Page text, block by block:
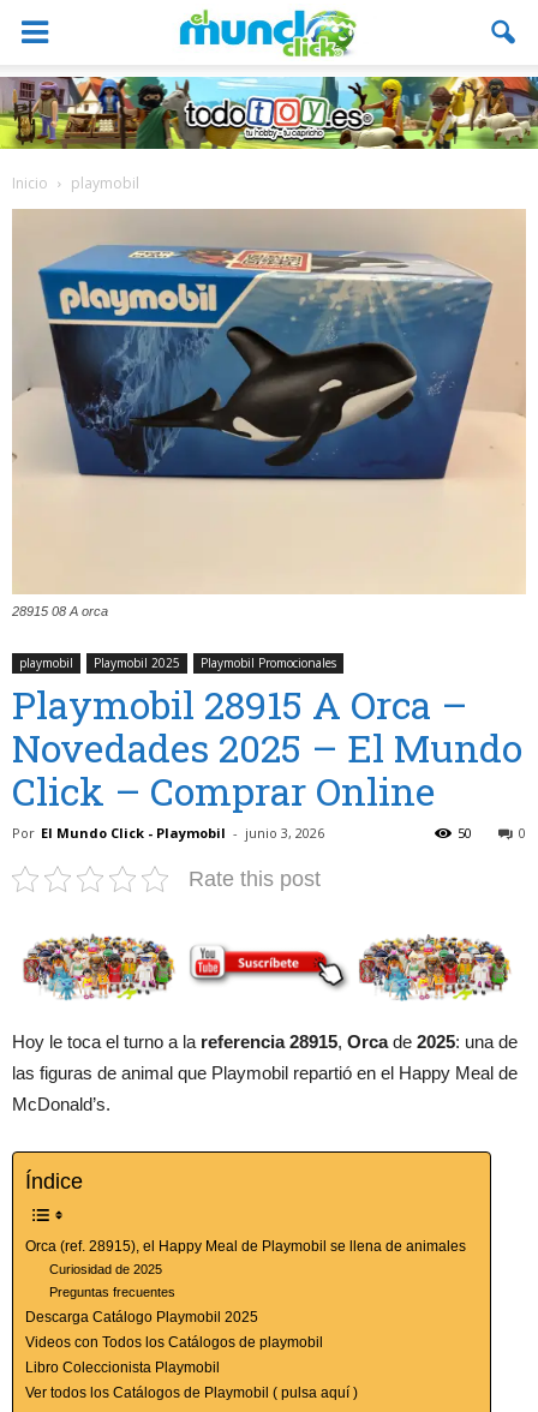
Inicio playmobil
28915 08 A orca
playmobil Playmobil 2025 Playmobil Promocionales
Playmobil 28915 A Orca –
Novedades 2025 – El Mundo
Click – Comprar Online
Por El Mundo Click - Playmobil - junio 3, 2026 0
50
Rate this post
Hoy le toca el turno a la referencia 28915, Orcade 2025: una de
las figuras de animal que Playmobil repartió en el Happy Meal de
McDonald’s.
Índice
Orca (ref. 28915), el Happy Meal de Playmobil se llena de animales
Curiosidad de 2025
Preguntas frecuentes
Descarga Catálogo Playmobil 2025
Videos con Todos los Catálogos de playmobil
Libro Coleccionista Playmobil
Ver todos los Catálogos de Playmobil ( pulsa aquí )